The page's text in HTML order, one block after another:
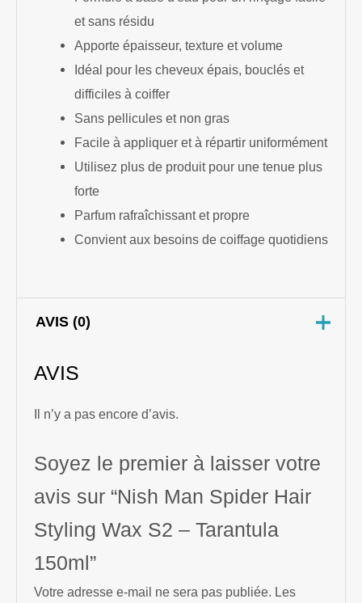
et sans résidu
Apporte épaisseur, texture et volume
Idéal pour les cheveux épais, bouclés et
difficiles à coiffer
Sans pellicules et non gras
Facile à appliquer et à répartir uniformément
Utilisez plus de produit pour une tenue plus
forte
Parfum rafraîchissant et propre
Convient aux besoins de coiffage quotidiens
AVIS (0)
AVIS
Il n’y a pas encore d’avis.
Soyez le premier à laisser votre
avis sur “Nish Man Spider Hair
Styling Wax S2 – Tarantula
150ml”
Votre adresse e-mail ne sera pas publiée. Les